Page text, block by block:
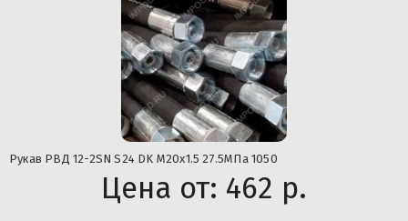
Рукав РВД 12-2SN S24 DK М20х1.5 27.5МПа 1050
Цена от: 462 р.